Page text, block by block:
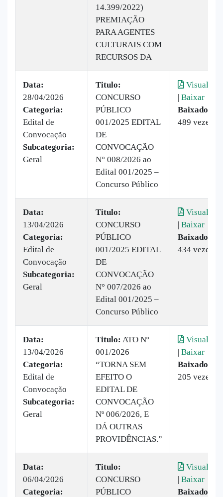
14.399/2022)
PREMIAÇÃO
PARA AGENTES
CULTURAIS COM
RECURSOS DA
Data:
28/04/2026
Categoria:
Edital de
Convocação
Subcategoria:
Geral
Titulo:
CONCURSO
PÚBLICO
001/2025 EDITAL
DE
CONVOCAÇÃO
N° 008/2026 ao
Edital 001/2025 –
Concurso Público
Visualizar
| Baixar
Baixado:
489 vezes
Data:
13/04/2026
Categoria:
Edital de
Convocação
Subcategoria:
Geral
Titulo:
CONCURSO
PÚBLICO
001/2025 EDITAL
DE
CONVOCAÇÃO
N° 007/2026 ao
Edital 001/2025 –
Concurso Público
Visualizar
| Baixar
Baixado:
434 vezes
Data:
13/04/2026
Categoria:
Edital de
Convocação
Subcategoria:
Geral
Titulo: ATO Nº
001/2026
“TORNA SEM
EFEITO O
EDITAL DE
CONVOCAÇÃO
Nº 006/2026, E
DÁ OUTRAS
PROVIDÊNCIAS.”
Visualizar
| Baixar
Baixado:
205 vezes
Data:
06/04/2026
Categoria:
Titulo:
CONCURSO
PÚBLICO
Visualizar
| Baixar
Baixado: